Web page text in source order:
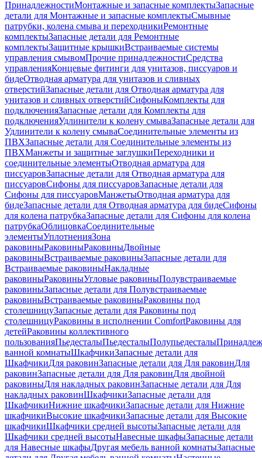
ПринадлежностиМонтажные и запасные комплектыЗапасные
детали для Монтажные и запасные комплектыСмывные
патрубки, колена смыва и переходникиРемонтные
комплектыЗапасные детали для Ремонтные
комплектыЗащитные крышкиВстраиваемые системы
управления смывомПрочие принадлежностиСредства
управленияКонцевые фитинги для унитазов, писсуаров и
бидеОтводная арматура для унитазов и сливных
отверстийЗапасные детали для Отводная арматура для
унитазов и сливных отверстийСифоныКомплекты для
подключенияЗапасные детали для Комплекты для
подключенияУдлинители к колену смываЗапасные детали для
Удлинители к колену смываСоединительные элементы из
ПВХЗапасные детали для Соединительные элементы из
ПВХМанжеты и защитные заглушкиПереходники и
соединительные элементыОтводная арматура для
писсуаровЗапасные детали для Отводная арматура для
писсуаровCифоны для писсуаровЗапасные детали для
Cифоны для писсуаровМанжетыОтводная арматура для
бидеЗапасные детали для Отводная арматура для бидеСифоны
для колена патрубкаЗапасные детали для Сифоны для колена
патрубкаОблицовкаСоединительные
элементыУплотненияЗона
раковиныРаковиныРаковиныДвойные
раковиныВстраиваемые раковиныЗапасные детали для
Встраиваемые раковиныНакладные
раковиныРаковиныУгловые раковиныПолувстраиваемые
раковиныЗапасные детали для Полувстраиваемые
раковиныВстраиваемые раковиныРаковины под
столешницуЗапасные детали для Раковины под
столешницуРаковины в исполнении ComfortPаковины для
детейРаковины коллективного
пользованияПьедесталыПьедесталыПолупьедесталы
ванной комнатыШкафчикиЗапасные детали для
ШкафчикиДля раковинЗапасные детали для Для раковинДля
раковинЗапасные детали для Для раковинДля двойной
раковиныДля накладных pаковинЗапасные детали для Для
накладных pаковинШкафчикиЗапасные детали для
ШкафчикиНижние шкафчикиЗапасные детали для Нижние
шкафчикиВысокие шкафчикиЗапасные детали для Высокие
шкафчикиШкафчики средней высотыЗапасные детали для
Шкафчики средней высотыНавесные шкафыЗапасные детали
для Навесные шкафыДругая мебель ванной комнатыЗапасные